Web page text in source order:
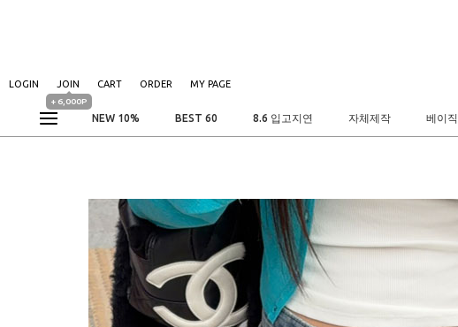
LOGIN JOIN
+ 6,000P
CART ORDER MY PAGE
NEW 10% BEST 60 8.6 입고지연 자체제작 베이직